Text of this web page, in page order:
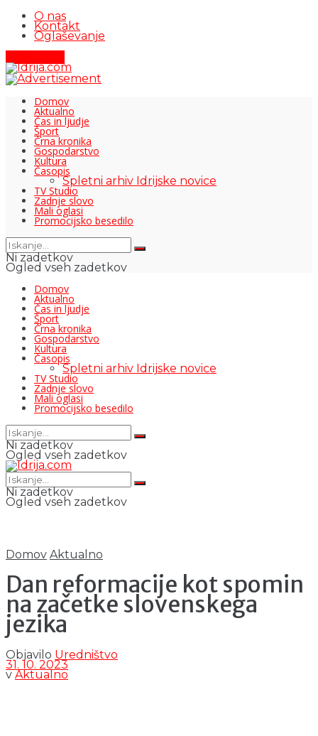
O nas
Kontakt
Oglaševanje
Domov
Aktualno
Čas in ljudje
Šport
Črna kronika
Gospodarstvo
Kultura
Časopis
Spletni arhiv Idrijske novice
TV Studio
Zadnje slovo
Mali oglasi
Promocijsko besedilo
Ni zadetkov
Ogled vseh zadetkov
Domov
Aktualno
Čas in ljudje
Šport
Črna kronika
Gospodarstvo
Kultura
Časopis
Spletni arhiv Idrijske novice
TV Studio
Zadnje slovo
Mali oglasi
Promocijsko besedilo
Ni zadetkov
Ogled vseh zadetkov
Ni zadetkov
Ogled vseh zadetkov
Domov Aktualno
Dan reformacije kot spomin
na začetke slovenskega
jezika
Objavilo Uredništvo
31. 10. 2023
v Aktualno